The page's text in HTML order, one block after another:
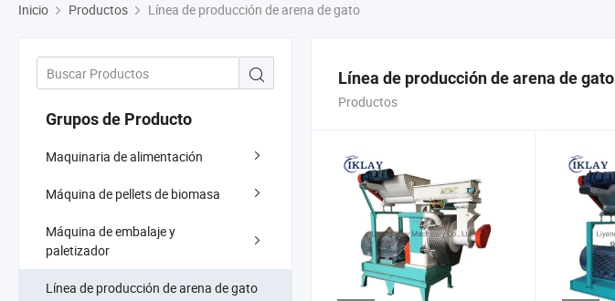
Inicio Productos Línea de producción de arena de gato
Grupos de Producto
Maquinaria de alimentación
Máquina de pellets de biomasa
Máquina de embalaje y
paletizador
Línea de producción de arena de gato
Línea de producción de arena de gato
Productos